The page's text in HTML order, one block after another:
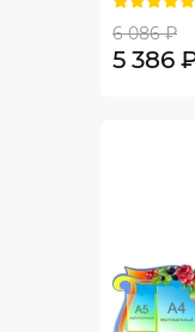
6 086 ₽
5 386